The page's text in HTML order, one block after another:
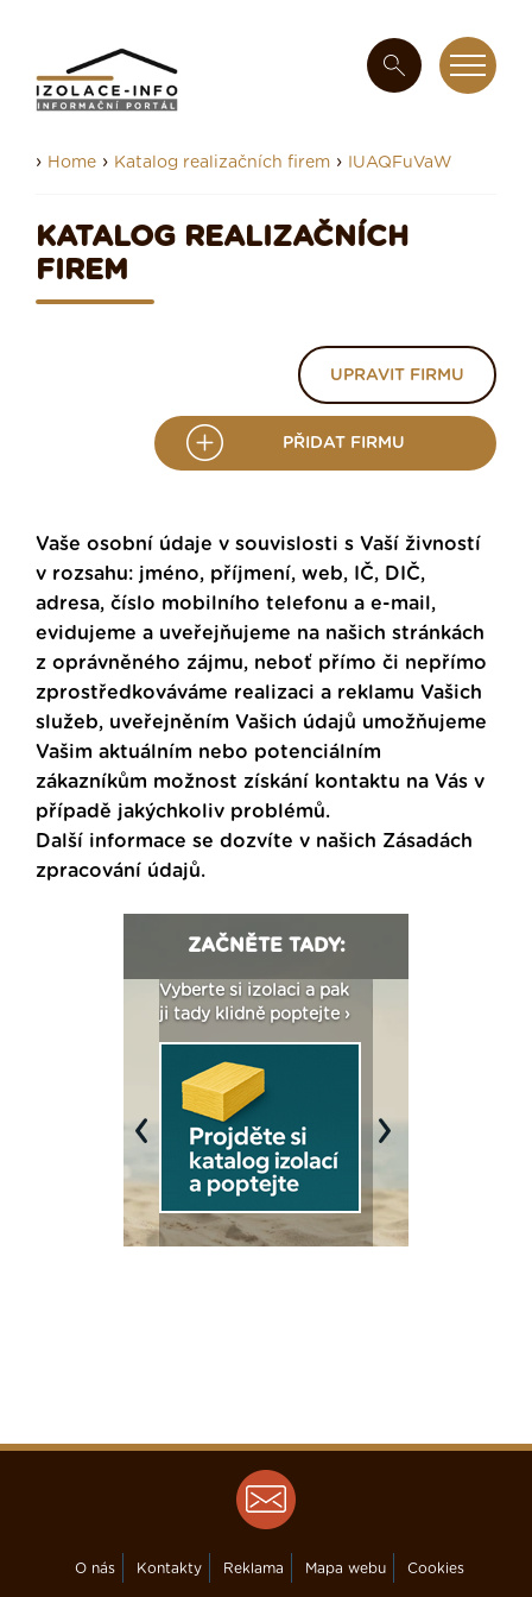
› Home › Katalog realizačních firem › IUAQFuVaW
KATALOG REALIZAČNÍCH
FIREM
UPRAVIT FIRMU
PŘIDAT FIRMU
Vaše osobní údaje v souvislosti s Vaší živností
v rozsahu: jméno, příjmení, web, IČ, DIČ,
adresa, číslo mobilního telefonu a e-mail,
evidujeme a uveřejňujeme na našich stránkách
z oprávněného zájmu, neboť přímo či nepřímo
zprostředkováváme realizaci a reklamu Vašich
služeb, uveřejněním Vašich údajů umožňujeme
Vašim aktuálním nebo potenciálním
zákazníkům možnost získání kontaktu na Vás v
případě jakýchkoliv problémů.
Další informace se dozvíte v našich Zásadách
zpracování údajů.
ZAČNĚTE TADY:
Vyberte si izolaci a pak
ji tady klidně poptejte ›
Previous Next
O nás Kontakty Reklama Mapa webu Cookies